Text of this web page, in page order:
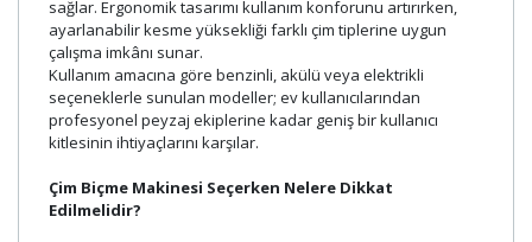
sağlar. Ergonomik tasarımı kullanım konforunu artırırken,
ayarlanabilir kesme yüksekliği farklı çim tiplerine uygun
çalışma imkânı sunar.
Kullanım amacına göre benzinli, akülü veya elektrikli
seçeneklerle sunulan modeller; ev kullanıcılarından
profesyonel peyzaj ekiplerine kadar geniş bir kullanıcı
kitlesinin ihtiyaçlarını karşılar.
Çim Biçme Makinesi Seçerken Nelere Dikkat
Edilmelidir?